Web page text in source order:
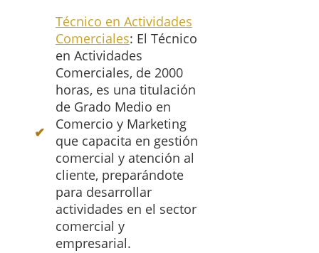
Técnico en Actividades
Comerciales: El Técnico
en Actividades
Comerciales, de 2000
horas, es una titulación
de Grado Medio en
Comercio y Marketing
que capacita en gestión
comercial y atención al
cliente, preparándote
para desarrollar
actividades en el sector
comercial y
empresarial.